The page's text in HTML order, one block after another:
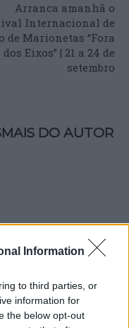
Information
to third parties, or
information for
the below opt-out
Arranca amanhã o
Internacional de
de Marionetas “Fora
dos Eixos” | 21 a 24 de
setembro
MAIS DO AUTOR
Banda
1º lugar no